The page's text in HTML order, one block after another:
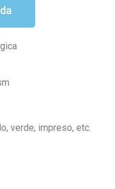
verde, impreso, etc.